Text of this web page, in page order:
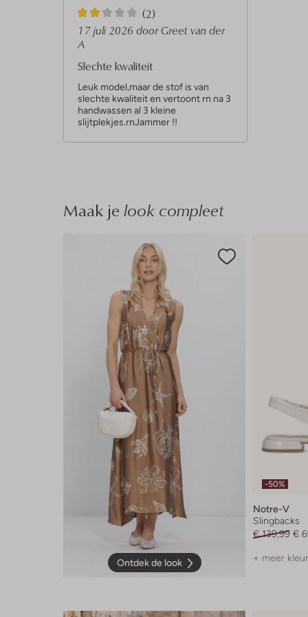
2
S
t
e
r
r
e
n
(2)
17 juli 2026 door Greet van der
A
Slechte kwaliteit
Leuk model,maar de stof is van
slechte kwaliteit en vertoont rn na 3
handwassen al 3 kleine
slijtplekjes.rnJammer !!
Maak je look compleet
Ontdek de look
-50%
Notre-V
Slingbacks
€ 139,99 €
+ meer